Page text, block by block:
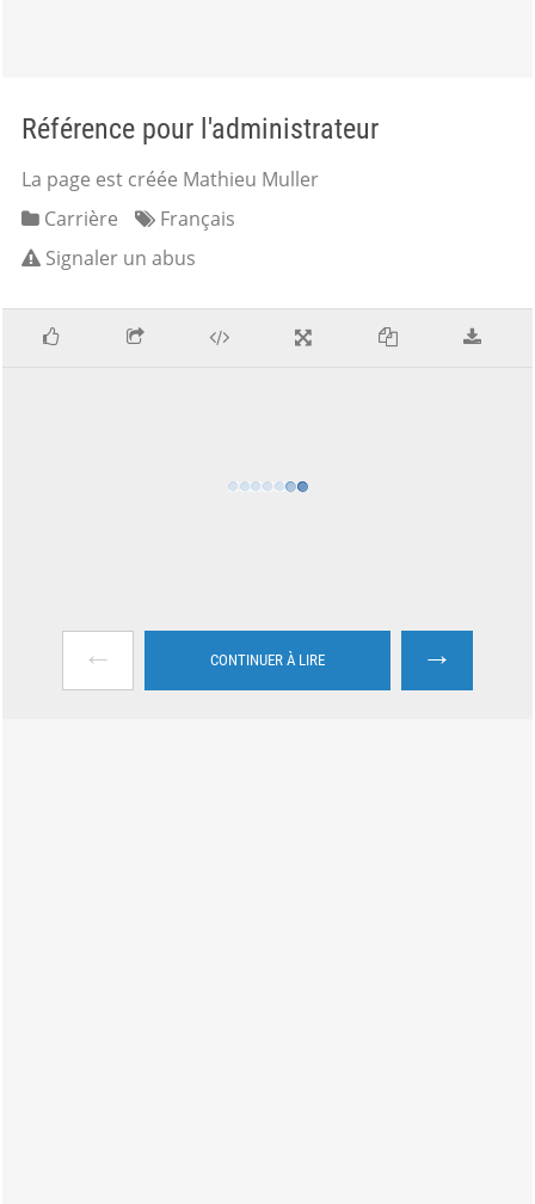
Référence pour l'administrateur
La page est créée Mathieu Muller
Carrière
Français
Signaler un abus
← CONTINUER À LIRE →